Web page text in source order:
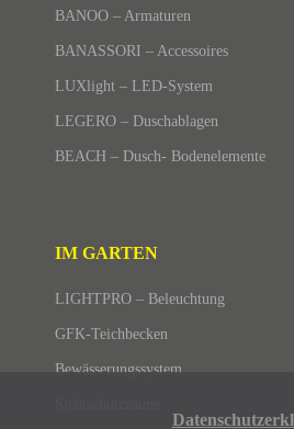
BANOO – Armaturen
BANASSORI – Accessoires
LUXlight – LED-System
LEGERO – Duschablagen
BEACH – Dusch- Bodenelemente
IM GARTEN
LIGHTPRO – Beleuchtung
GFK-Teichbecken
Bewässerungssystem